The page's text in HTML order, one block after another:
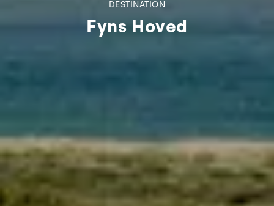
DESTINATION
Fyns Hoved